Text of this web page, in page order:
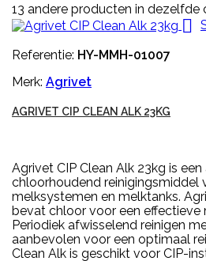
13 andere producten in dezelfde

Referentie: HY-MMH-01007
Merk: Agrivet
AGRIVET CIP CLEAN ALK 23KG
Agrivet CIP Clean Alk 23kg is een
chloorhoudend reinigingsmiddel
melksystemen en melktanks.
bevat chloor voor een effectieve
Periodiek afwisselend reinigen
aanbevolen voor een optimaal
Clean Alk is geschikt voor CIP-